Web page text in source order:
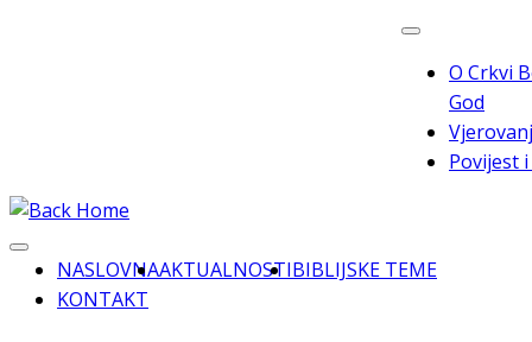
O Crkvi
God
Povijest
NASLOVNAAKTUALNOSTIBIBLIJSKE TEME
KONTAKT